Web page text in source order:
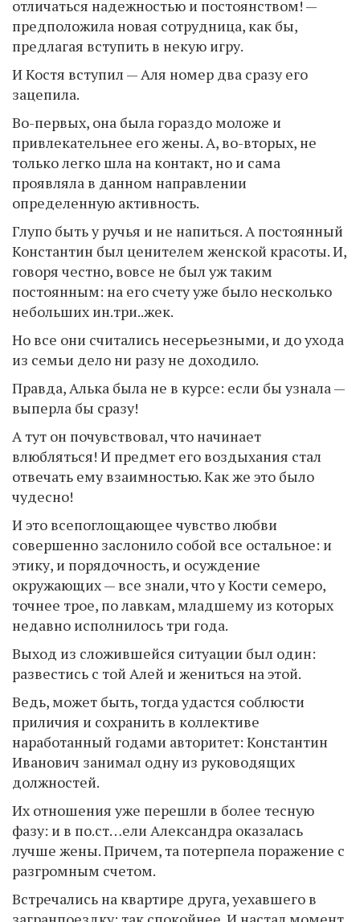
отличаться надежностью и постоянством! —
предположила новая сотрудница, как бы,
предлагая вступить в некую игру.
И Костя вступил — Аля номер два сразу его
зацепила.
Во-первых, она была гораздо моложе и
привлекательнее его жены. А, во-вторых, не
только легко шла на контакт, но и сама
проявляла в данном направлении
определенную активность.
Глупо быть у ручья и не напиться. А постоянный
Константин был ценителем женской красоты. И,
говоря честно, вовсе не был уж таким
постоянным: на его счету уже было несколько
небольших ин.три..жек.
Но все они считались несерьезными, и до ухода
из семьи дело ни разу не доходило.
Правда, Алька была не в курсе: если бы узнала —
выперла бы сразу!
А тут он почувствовал, что начинает
влюбляться! И предмет его воздыхания стал
отвечать ему взаимностью. Как же это было
чудесно!
И это всепоглощающее чувство любви
совершенно заслонило собой все остальное: и
этику, и порядочность, и осуждение
окружающих — все знали, что у Кости семеро,
точнее трое, по лавкам, младшему из которых
недавно исполнилось три года.
Выход из сложившейся ситуации был один:
развестись с той Алей и жениться на этой.
Ведь, может быть, тогда удастся соблюсти
приличия и сохранить в коллективе
наработанный годами авторитет: Константин
Иванович занимал одну из руководящих
должностей.
Их отношения уже перешли в более тесную
фазу: и в по.ст…ели Александра оказалась
лучше жены. Причем, та потерпела поражение с
разгромным счетом.
Встречались на квартире друга, уехавшего в